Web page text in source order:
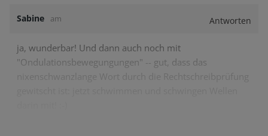
Sabine am Antworten
ja, wunderbar! Und dann auch noch mit
"Ondulationsbewegungungen" -- gut, dass das
nixenschwanzlange Wort durch die Rechtschreibprüfung